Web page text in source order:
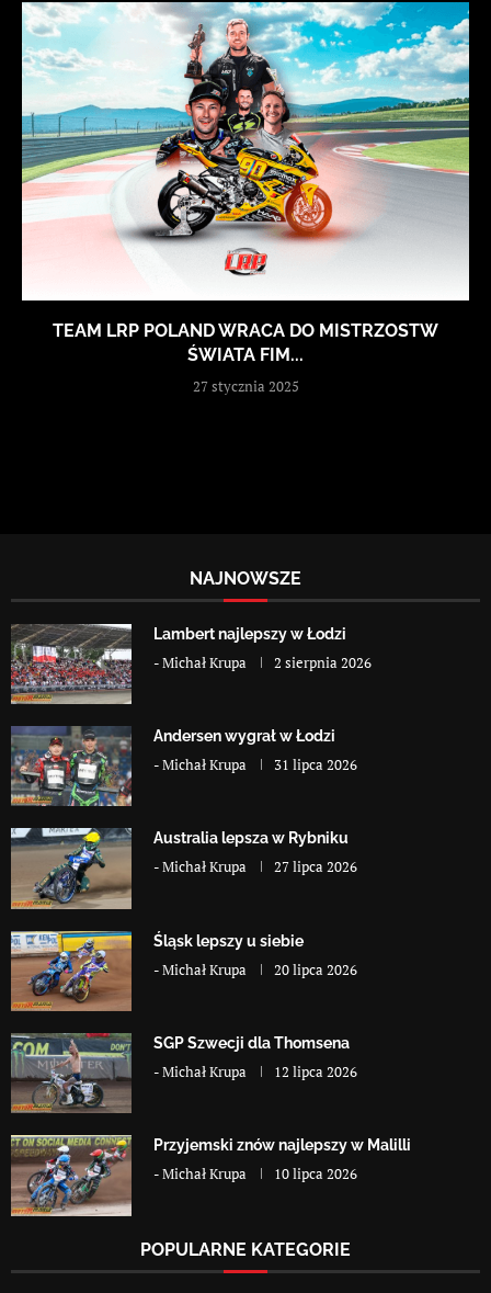
TEAM LRP POLAND WRACA DO MISTRZOSTW
ŚWIATA FIM...
27 stycznia 2025
NAJNOWSZE
Lambert najlepszy w Łodzi
-Michał Krupa 2 sierpnia 2026
Andersen wygrał w Łodzi
-Michał Krupa 31 lipca 2026
Australia lepsza w Rybniku
-Michał Krupa 27 lipca 2026
Śląsk lepszy u siebie
-Michał Krupa 20 lipca 2026
SGP Szwecji dla Thomsena
-Michał Krupa 12 lipca 2026
Przyjemski znów najlepszy w Malilli
-Michał Krupa 10 lipca 2026
POPULARNE KATEGORIE